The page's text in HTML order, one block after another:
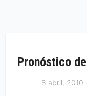
Pronóstico
8 abril, 2010